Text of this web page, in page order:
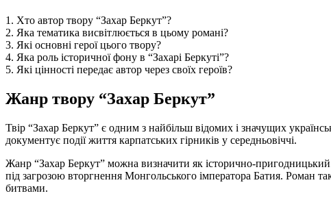
1. Хто автор твору “Захар Беркут”?
2. Яка тематика висвітлюється в цьому романі?
3. Які основні герої цього твору?
4. Яка роль історичної фону в “Захарі Беркуті”?
5. Які цінності передає автор через своїх героїв?
Жанр твору “Захар Беркут”
Твір “Захар Беркут” є одним з найбільш відомих і значущих
документує події життя карпатських гірників у середньовіччі.
Жанр “Захар Беркут” можна визначити як історично-
під загрозою вторгнення Монгольського імператора Батия. Роман
битвами.